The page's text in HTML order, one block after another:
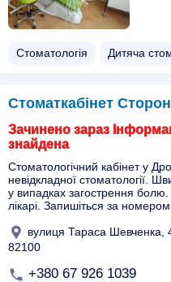
Стоматологія Дитяча
Стоматкабінет
Зачинено зараз
знайдена
Стоматологічний кабінет у
невідкладної стоматології.
у випадках загострення болю.
лікарі. Запишіться за
вулиця Тараса Шевченка,
82100
+380 67 926 1039